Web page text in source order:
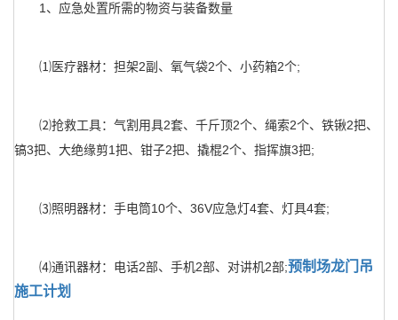
1、应急处置所需的物资与装备数量
⑴医疗器材：担架2副、氧气袋2个、小药箱2个;
⑵抢救工具：气割用具2套、千斤顶2个、绳索2个、铁锹2把、
镐3把、大绝缘剪1把、钳子2把、撬棍2个、指挥旗3把;
⑶照明器材：手电筒10个、36V应急灯4套、灯具4套;
⑷通讯器材：电话2部、手机2部、对讲机2部;预制场龙门吊
施工计划